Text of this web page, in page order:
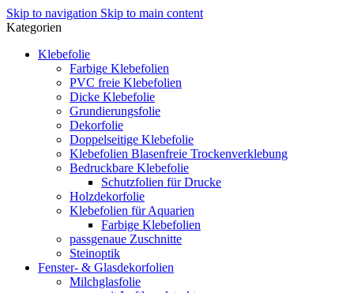
Skip to navigation Skip to main content
Kategorien
Klebefolie
Farbige Klebefolien
PVC freie Klebefolien
Dicke Klebefolie
Grundierungsfolie
Dekorfolie
Doppelseitige Klebefolie
Klebefolien Blasenfreie Trockenverklebung
Bedruckbare Klebefolie
Schutzfolien für Drucke
Holzdekorfolie
Klebefolien für Aquarien
Farbige Klebefolien
passgenaue Zuschnitte
Steinoptik
Fenster- & Glasdekorfolien
Milchglasfolie